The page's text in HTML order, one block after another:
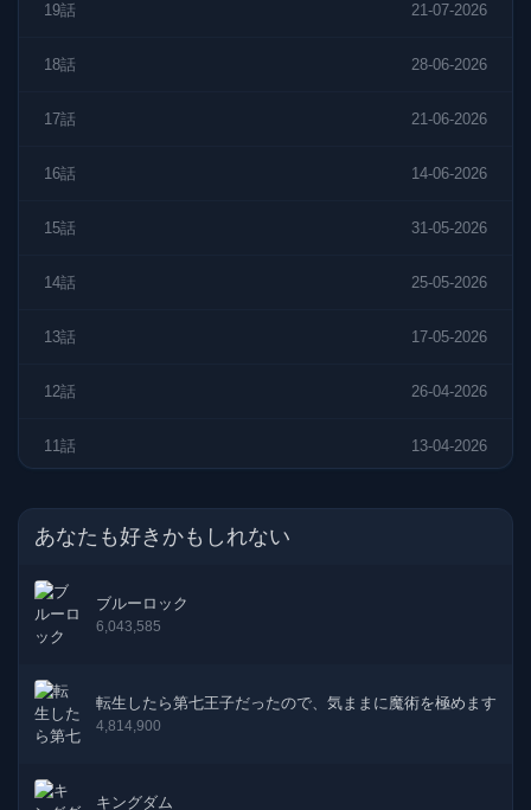
19話 21-07-2026
18話 28-06-2026
17話 21-06-2026
16話 14-06-2026
15話 31-05-2026
14話 25-05-2026
13話 17-05-2026
12話 26-04-2026
11話 13-04-2026
8話
6話
あなたも好きかもしれない
ブルーロック
6,043,585
転生したら第七王子だったので、気ままに魔術を極めます
4,814,900
キングダム